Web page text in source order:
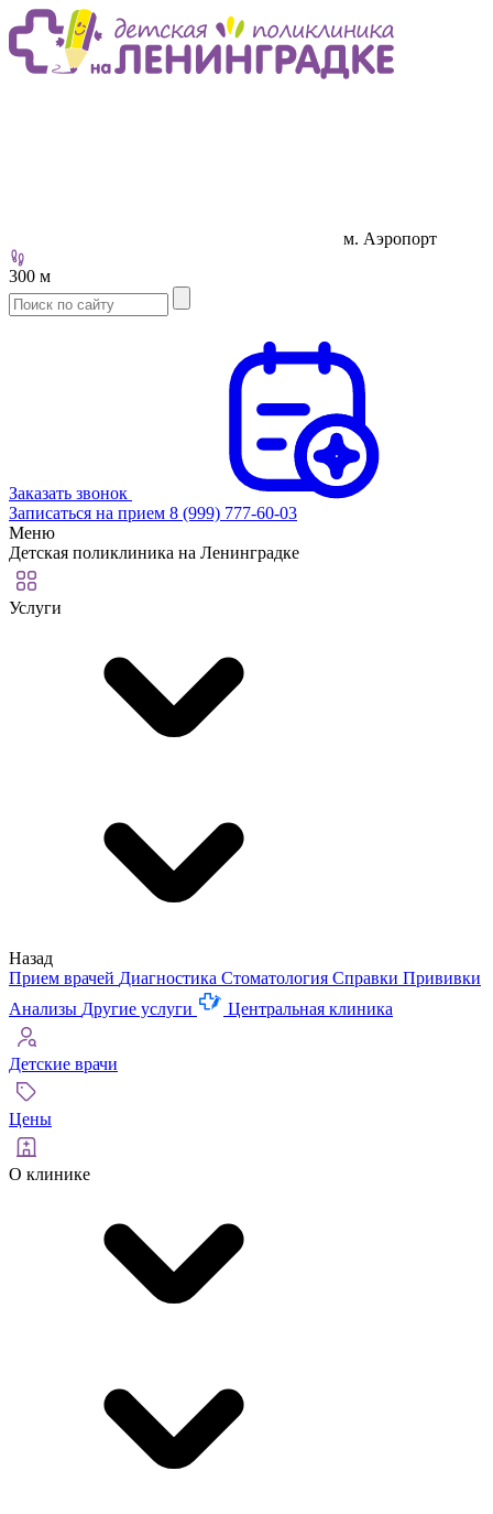
м. Аэропорт
300 м
Заказать звонок
Записаться на прием 8 (999) 777-60-03
Меню
Детская поликлиника на Ленинградке
Услуги
Назад
Прием врачей Диагностика Стоматология Справки Прививки
Анализы Другие услуги Центральная клиника
Детские врачи
Цены
О клинике